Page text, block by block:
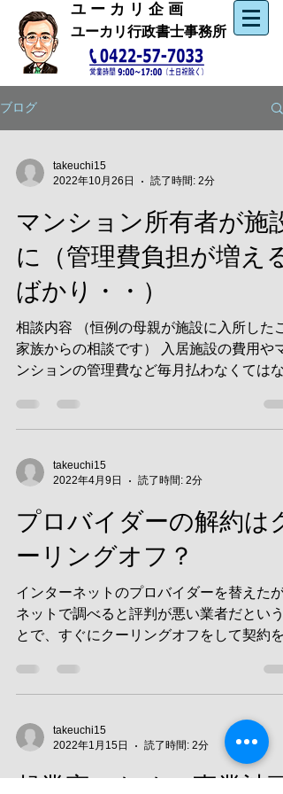
​ユ ー カ リ 企 画
ユーカリ行政書士事務所
ブログ
takeuchi15
2022年10月26日
読了時間: 2分
マンション所有者が施設
に（管理費負担が増える
ばかり・・）
相談内容 （恒例の母親が施設に入所したご
家族からの相談です） 入居施設の費用やマ
ンションの管理費など毎月払わなくてはな
えるばかり。今後、母が他界した時に備え
どのような対策を取っておけば良いでしょ
う。 アドバイス...
takeuchi15
2022年4月9日
読了時間: 2分
プロバイダーの解約はク
ーリングオフ？
インターネットのプロバイダーを替えたが
ネットで調べると評判が悪い業者だという
とで、すぐにクーリングオフをして契約を
取引法に基づくクーリングオフ制度では、
帯電話などの通信機器については適用がな
のです。...
takeuchi15
2022年1月15日
読了時間: 2分
起業家のための事業計画